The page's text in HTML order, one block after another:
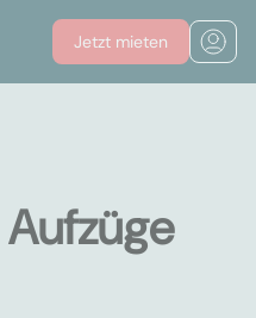
Jetzt mieten